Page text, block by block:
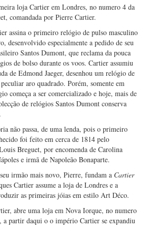
loja Cartier em Londres, no numero 4 da
comandada por Pierre Cartier.
assina o primeiro relógio de pulso masculino
desenvolvido especialmente a pedido de seu
Santos Dumont, que reclama da pouca
de bolso durante os voos. Cartier assumiu
de Edmond Jaeger, desenhou um relógio de
aro quadrado. Porém, somente em
começa a ser comercializado e hoje, mais de
de relógios Santos Dumont conserva
não passa, de uma lenda, pois o primeiro
foi feito em cerca de 1814 pelo
Breguet, por encomenda de Carolina
e irmã de Napoleão Bonaparte.
irmão mais novo, Pierre, fundam a Cartier
Cartier assume a loja de Londres e a
as primeiras jóias em estilo Art Déco.
abre uma loja em Nova Iorque, no numero
a partir daqui o o império Cartier se expandiu